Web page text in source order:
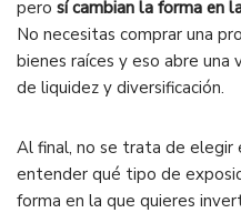
pero sí cambian la forma en
No necesitas comprar una
bienes raíces y eso abre
de liquidez y diversificación.
Al final, no se trata de elegir
entender qué tipo de
forma en la que quieres